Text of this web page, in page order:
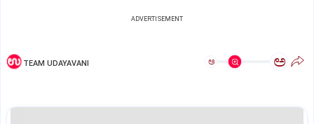
ADVERTISEMENT
TEAM UDAYAVANI ಅ ಅ